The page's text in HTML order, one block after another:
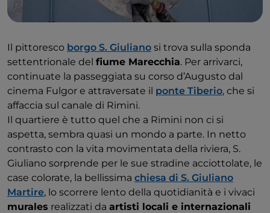
Il pittoresco borgo S. Giuliano si trova sulla sponda
settentrionale del fiume Marecchia. Per arrivarci,
continuate la passeggiata su corso d’Augusto dal
cinema Fulgor e attraversate il ponte Tiberio, che si
affaccia sul canale di Rimini.
Il quartiere è tutto quel che a Rimini non ci si
aspetta, sembra quasi un mondo a parte. In netto
contrasto con la vita movimentata della riviera, S.
Giuliano sorprende per le sue stradine acciottolate, le
case colorate, la bellissima chiesa di S. Giuliano
Martire, lo scorrere lento della quotidianità e i vivaci
murales realizzati da artisti locali e internazionali